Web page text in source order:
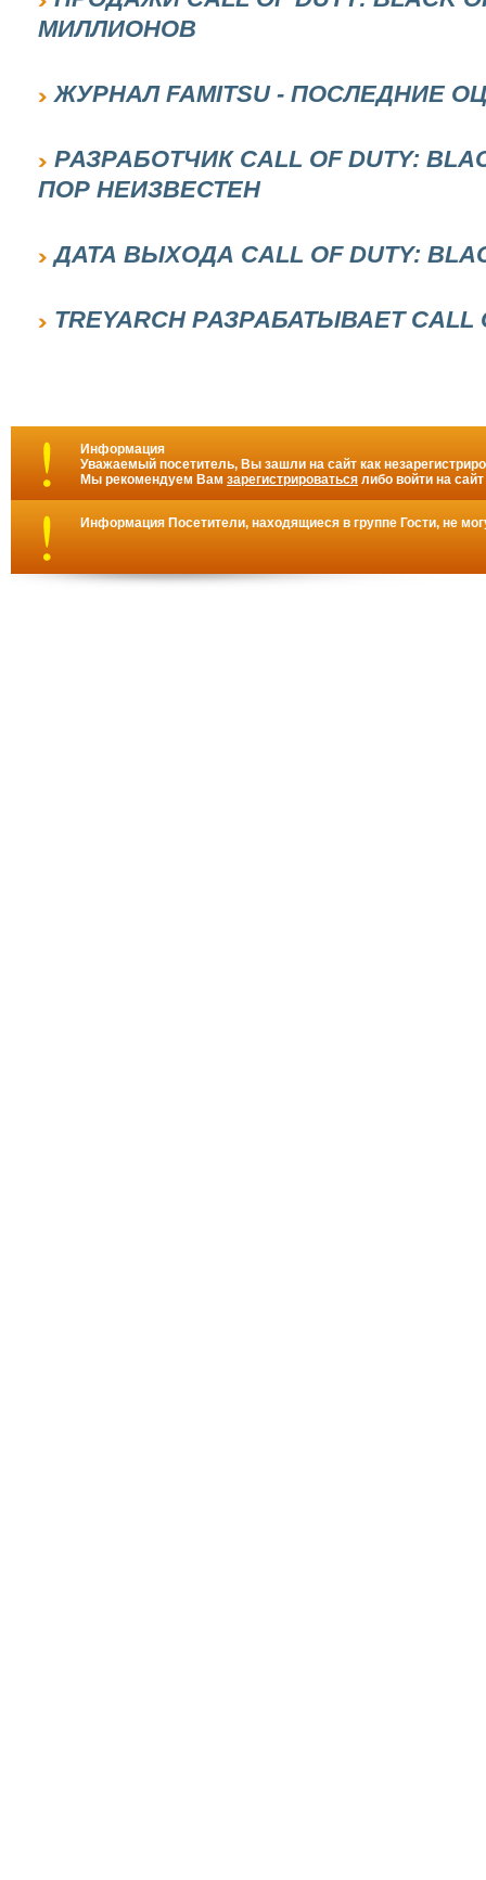
МИЛЛИОНОВ
ЖУРНАЛ FAMITSU - ПОСЛЕДНИЕ
РАЗРАБОТЧИК CALL OF DUTY:
ПОР НЕИЗВЕСТЕН
ДАТА ВЫХОДА CALL OF DUTY:
TREYARCH РАЗРАБАТЫВАЕТ
Информация
Уважаемый посетитель, Вы зашли на сайт как
Мы рекомендуем Вам зарегистрироваться либо войти на
Информация Посетители, находящиеся в группе Гости, не